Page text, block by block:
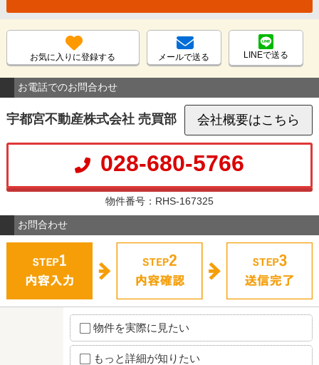
お気に入りに登録する メールで送る LINEで送る
お電話でのお問合わせ
宇都宮不動産株式会社 売買部 会社概要はこちら
028-680-5766
物件番号：RHS-167325
お問合わせ
物件を実際に見たい
もっと詳細が知りたい